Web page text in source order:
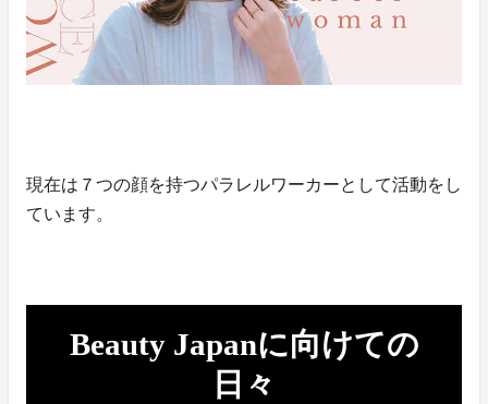
現在は７つの顔を持つパラレルワーカーとして活動をし
ています。
Beauty Japanに向けての
日々